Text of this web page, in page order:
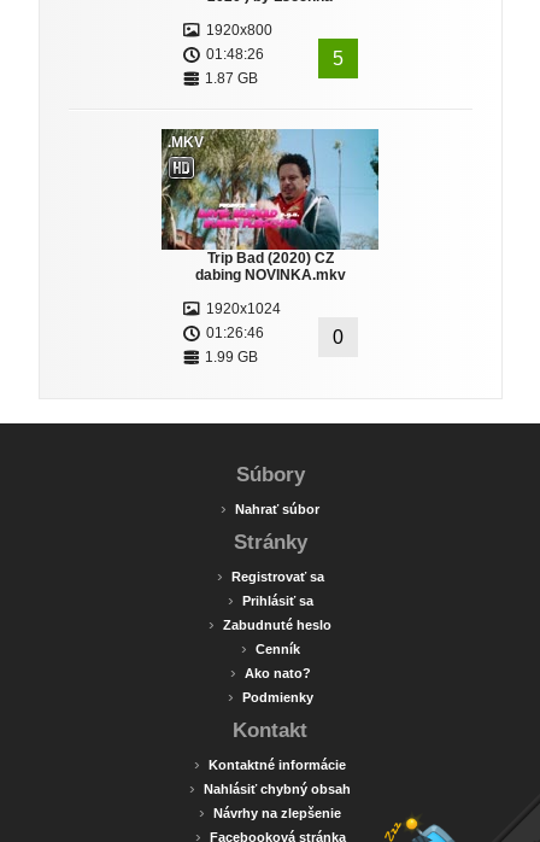
1920x800
01:48:26
1.87 GB
5
.MKV
Trip Bad (2020) CZ
dabing NOVINKA.mkv
1920x1024
01:26:46
1.99 GB
0
Súbory
› Nahrať súbor
Stránky
› Registrovať sa
› Prihlásiť sa
› Zabudnuté heslo
› Cenník
› Ako nato?
› Podmienky
Kontakt
› Kontaktné informácie
› Nahlásiť chybný obsah
› Návrhy na zlepšenie
› Facebooková stránka